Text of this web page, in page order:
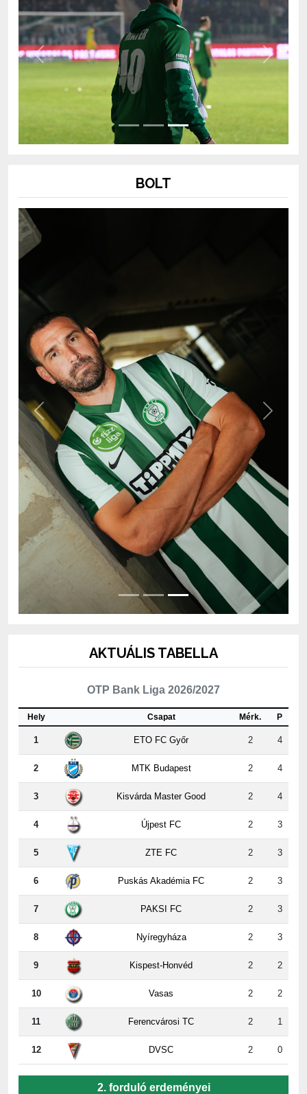
Previous Next
BOLT
Previous Next
AKTUÁLIS TABELLA
OTP Bank Liga 2026/2027
Hely Csapat Mérk. P
1 ETO FC Győr 2 4
2 MTK Budapest 2 4
3 Kisvárda Master Good 2 4
4 Újpest FC 2 3
5 ZTE FC 2 3
6 Puskás Akadémia FC 2 3
7 PAKSI FC 2 3
8 Nyíregyháza 2 3
9 Kispest-Honvéd 2 2
10 Vasas 2 2
11 Ferencvárosi TC 2 1
12 DVSC 2 0
2. forduló erdeményei